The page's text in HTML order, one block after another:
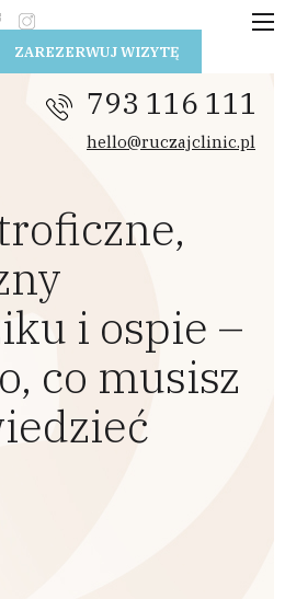
ZAREZERWUJ WIZYTĘ
793 116 111
hello@ruczajclinic.pl
i ospie –
co musisz